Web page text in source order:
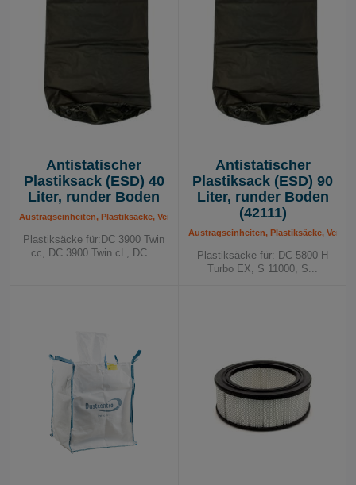
Es kann aus einer Reihe verschiedener, bewährter
Lösungen ausgewählt werden. Die häufigsten
Elemente sind Plastiksäcke oder Behälter. Die Behälter
sind in verschiedenen Größen erhältlich und können
Antistatischer
Plastiksack (ESD) 40
Liter, runder Boden
Austragseinheiten, Plastiksäcke, Verbrauchsmaterial
Plastiksäcke für:DC 3900 Twin
cc, DC 3900 Twin cL, DC...
Antistatischer
Plastiksack (ESD) 90
Liter, runder Boden
(42111)
Austragseinheiten, Plastiksäcke,
Plastiksäcke für: DC 5800 H
Turbo EX, S 11000, S...